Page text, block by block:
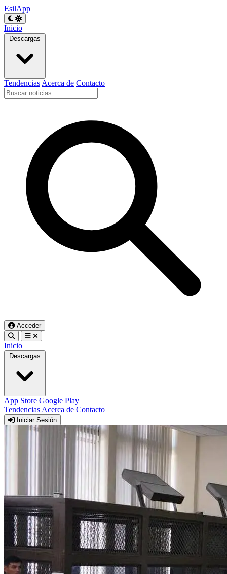
EsilApp
Inicio
Descargas
Tendencias Acerca de Contacto
Acceder
Inicio
Descargas
App Store Google Play
Tendencias Acerca de Contacto
Iniciar Sesión